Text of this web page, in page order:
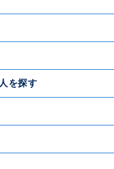
を探す